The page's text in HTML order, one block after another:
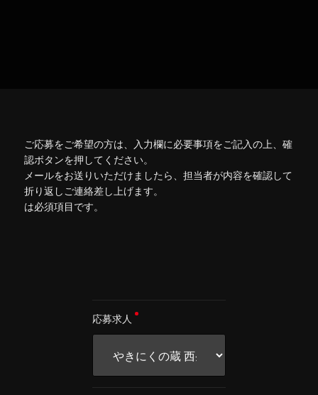
ご応募をご希望の方は、入力欄に必要事項をご記入の上、確
認ボタンを押してください。
メールをお送りいただけましたら、担当者が内容を確認して
折り返しご連絡差し上げます。
は必須項目です。
応募求人